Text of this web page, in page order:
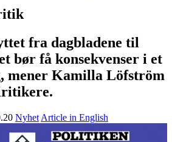
fra dagbladene til
bør få konsekvenser i et
mener Kamilla Löfström
Nyhet Article in English